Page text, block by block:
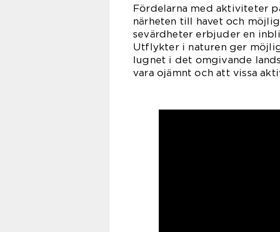
Fördelarna med aktiviteter
närheten till havet och
sevärdheter erbjuder en
Utflykter i naturen ger
lugnet i det omgivande
vara ojämnt och att vissa